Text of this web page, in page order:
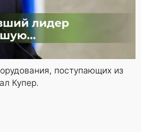
поступающих из
Купер.